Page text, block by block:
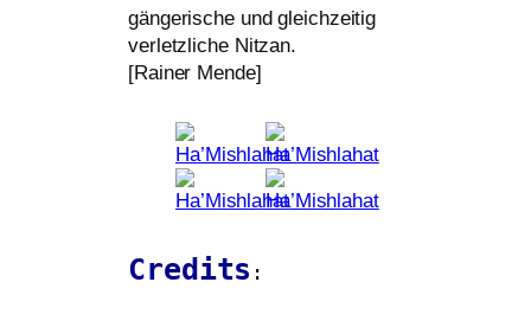
gän­ge­ri­sche und gleich­zei­tig
ver­letz­li­che Nitzan.
[Rainer Mende]
Credits :